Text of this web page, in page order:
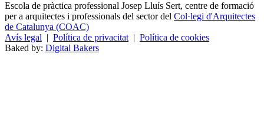
Escola de pràctica professional Josep Lluís Sert, centre de formació
per a arquitectes i professionals del sector del Col·legi d'Arquitectes
de Catalunya (COAC)
Avís legal | Política de privacitat | Política de cookies
Baked by: Digital Bakers